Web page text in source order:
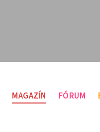
MAGAZÍN FÓRUM